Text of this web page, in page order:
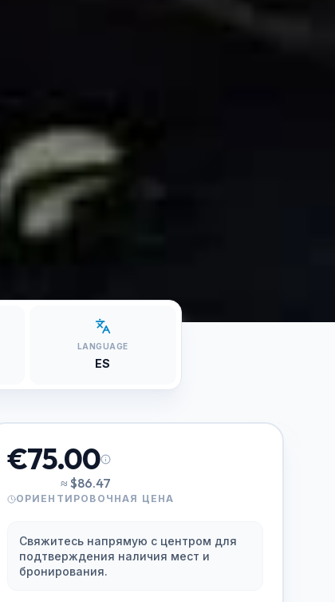
LANGUAGE
ES
€75.00
≈$86.47
ОРИЕНТИРОВОЧНАЯ ЦЕНА
Свяжитесь напрямую с центром для
подтверждения наличия мест и
бронирования.